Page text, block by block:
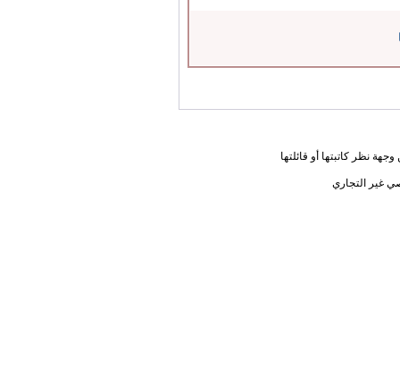
نظر كاتبتها أو قائلتها
غير التجاري